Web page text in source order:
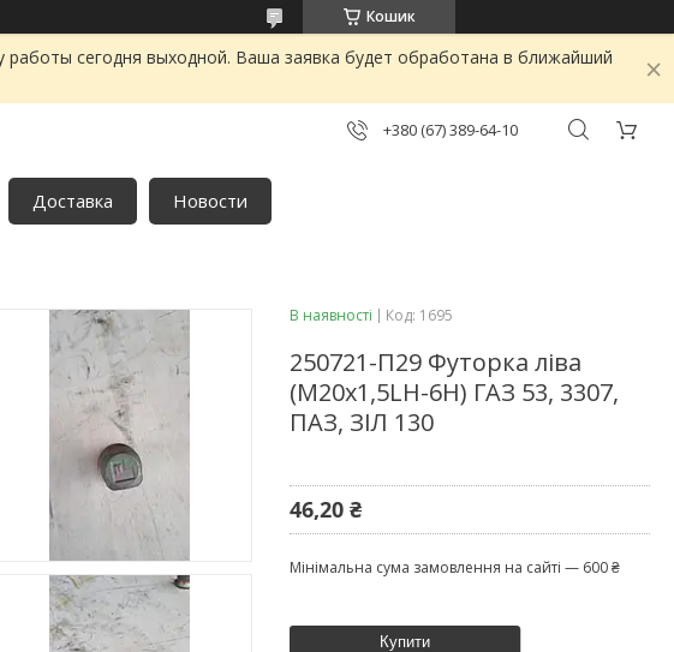
Кошик
сегодня выходной. Ваша заявка будет обработана в ближайший
+380 (67) 389-64-10
Доставка Новости
В наявності Код: 1695
250721-П29 Футорка ліва
(М20х1,5LH-6H) ГАЗ 53, 3307,
ПАЗ, ЗІЛ 130
46,20 ₴
Мінімальна сума замовлення на сайті — 600 ₴
Купити